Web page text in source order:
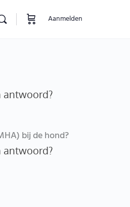
Aanmelden
antwoord?
bij de hond?
antwoord?